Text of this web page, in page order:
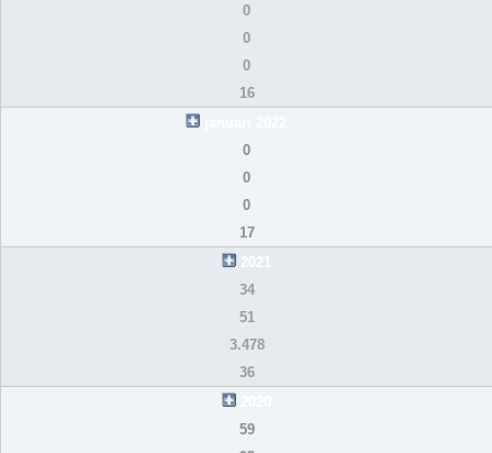
0
0
0
16
0
0
0
17
2021
34
51
3.478
36
59